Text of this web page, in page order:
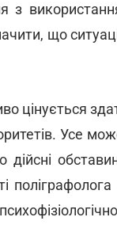
з
що
цінується
Усе
дійсні